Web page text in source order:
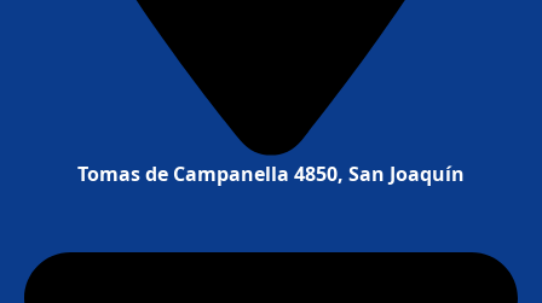
Tomas de Campanella 4850, San Joaquín